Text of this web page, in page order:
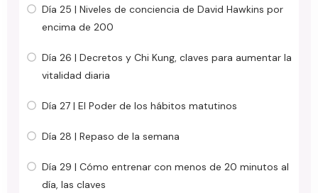
Día 25 | Niveles de conciencia de David Hawkins por
encima de 200
Día 26 | Decretos y Chi Kung, claves para aumentar la
vitalidad diaria
Día 27 | El Poder de los hábitos matutinos
Día 28 | Repaso de la semana
Día 29 | Cómo entrenar con menos de 20 minutos al
día, las claves